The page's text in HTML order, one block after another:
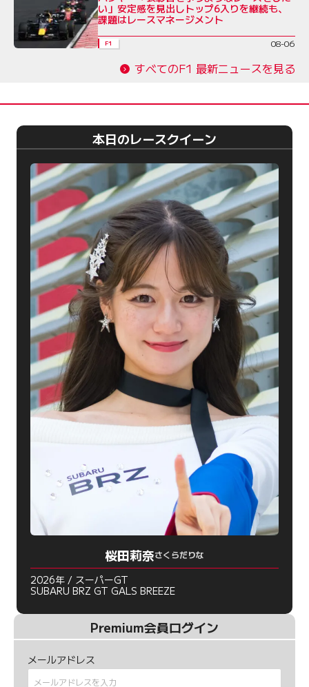
い」安定感を見出しトップ6入りを継続も、
課題はレースマネージメント
F1 08-06
すべてのF1 最新ニュースを見る
本日のレースクイーン
桜田莉奈さくらだりな
2026年 / スーパーGT
SUBARU BRZ GT GALS BREEZE
Premium会員ログイン
メールアドレス